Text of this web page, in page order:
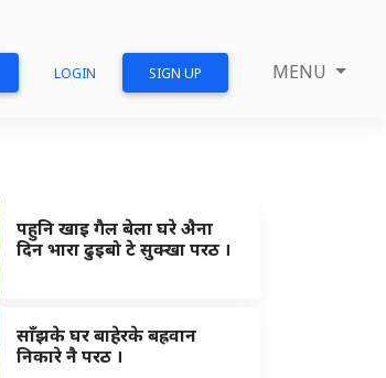
LOGIN SIGN UP MENU
पहुनि खाइ गैल बेला घरे अ‍ैना
दिन भारा ढुइबो टे सुक्खा परठ ।
साँझके घर बाहेरके बह्रवान
निकारे नै परठ ।